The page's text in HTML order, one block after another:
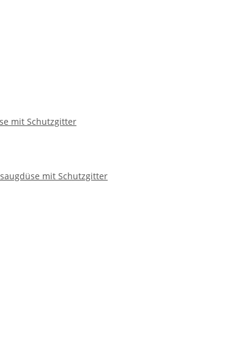
mit Schutzgitter